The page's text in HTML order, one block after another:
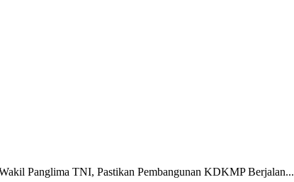
Panglima TNI, Pastikan Pembangunan KDKMP Berjalan...